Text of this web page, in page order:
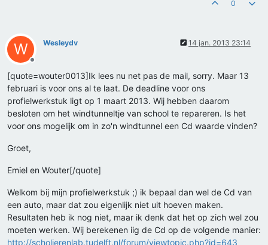
0
W
Offline
Wesleydv 14 jan. 2013 23:14
[quote=wouter0013]Ik lees nu net pas de mail, sorry. Maar 13
februari is voor ons al te laat. De deadline voor ons
profielwerkstuk ligt op 1 maart 2013. Wij hebben daarom
besloten om het windtunneltje van school te repareren. Is het
voor ons mogelijk om in zo'n windtunnel een Cd waarde vinden?
Groet,
Emiel en Wouter[/quote]
Welkom bij mijn profielwerkstuk ;) ik bepaal dan wel de Cd van
een auto, maar dat zou eigenlijk niet uit hoeven maken.
Resultaten heb ik nog niet, maar ik denk dat het op zich wel zou
moeten werken. Wij berekenen iig de Cd op de volgende manier:
http://scholierenlab.tudelft.nl/forum/viewtopic.php?id=643